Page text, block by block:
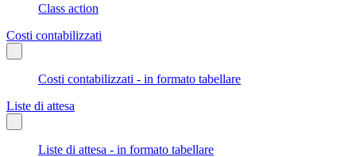
Class action
Costi contabilizzati
Costi contabilizzati - in formato tabellare
Liste di attesa
Liste di attesa - in formato tabellare